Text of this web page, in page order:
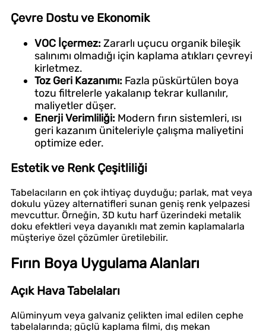
Çevre Dostu ve Ekonomik
VOC İçermez: Zararlı uçucu organik bileşik
salınımı olmadığı için kaplama atıkları çevreyi
kirletmez.
Toz Geri Kazanımı: Fazla püskürtülen boya
tozu filtrelerle yakalanıp tekrar kullanılır,
maliyetler düşer.
Enerji Verimliliği: Modern fırın sistemleri, ısı
geri kazanım üniteleriyle çalışma maliyetini
optimize eder.
Estetik ve Renk Çeşitliliği
Tabelacıların en çok ihtiyaç duyduğu; parlak, mat veya
dokulu yüzey alternatifleri sunan geniş renk yelpazesi
mevcuttur. Örneğin, 3D kutu harf üzerindeki metalik
doku efektleri veya dayanıklı mat zemin kaplamalarla
müşteriye özel çözümler üretilebilir.
Fırın Boya Uygulama Alanları
Açık Hava Tabelaları
Alüminyum veya galvaniz çelikten imal edilen cephe
tabelalarında; güçlü kaplama filmi, dış mekan